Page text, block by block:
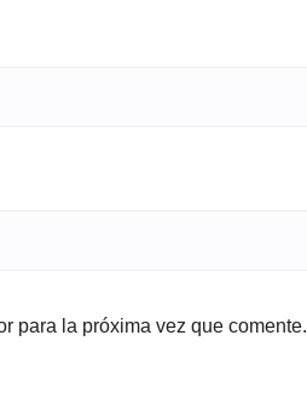
para la próxima vez que comente.